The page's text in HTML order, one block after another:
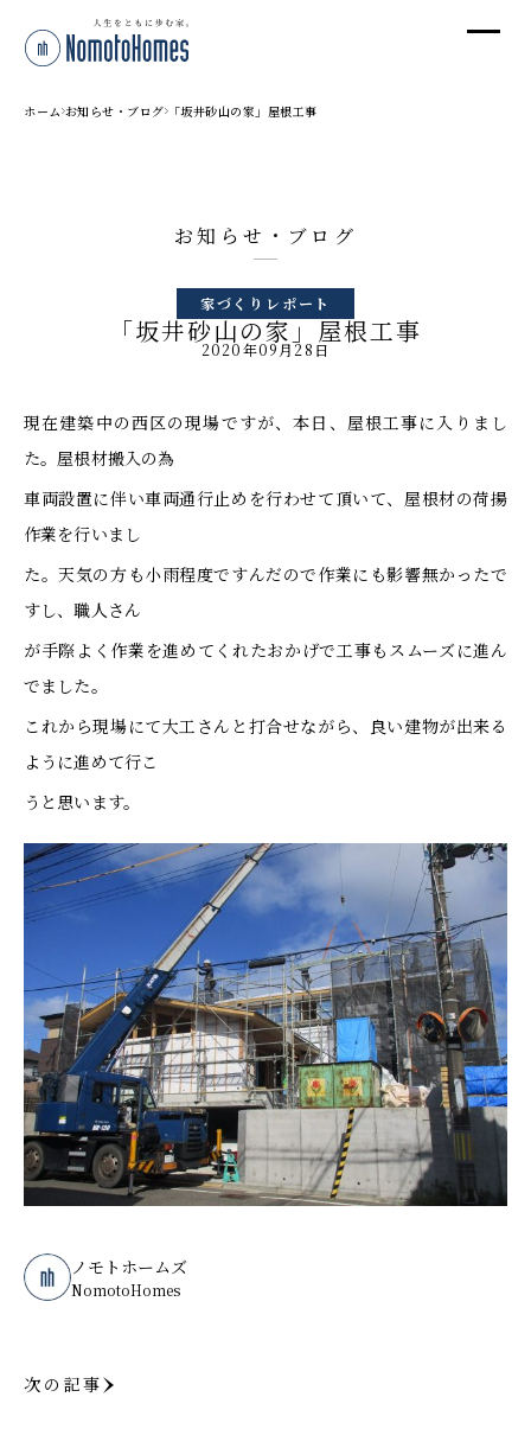
ホーム お知らせ・ブログ 「坂井砂山の家」屋根工事
お知らせ・ブログ
家づくりレポート
「坂井砂山の家」屋根工事
2020年09月28日
現在建築中の西区の現場ですが、本日、屋根工事に入りまし
た。屋根材搬入の為
車両設置に伴い車両通行止めを行わせて頂いて、屋根材の荷揚
作業を行いまし
た。天気の方も小雨程度ですんだので作業にも影響無かったで
すし、職人さん
が手際よく作業を進めてくれたおかげで工事もスムーズに進ん
でました。
これから現場にて大工さんと打合せながら、良い建物が出来る
ように進めて行こ
うと思います。
ノモトホームズ
NomotoHomes
次の記事